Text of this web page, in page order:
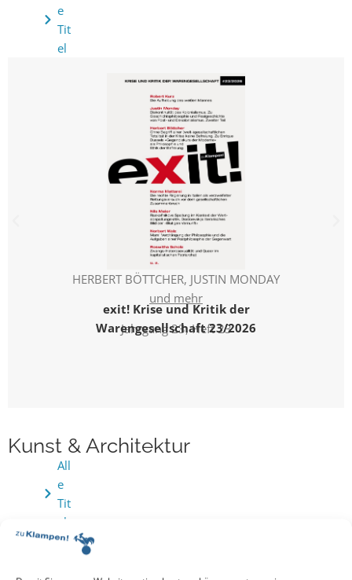
e
Tit
el
HERBERT BÖTTCHER, JUSTIN MONDAY
und mehr
exit! Krise und Kritik der
Warengesellschaft 23/2026
Jahrgang 23, Heft 23
Kunst & Architektur
All
e
Tit
el